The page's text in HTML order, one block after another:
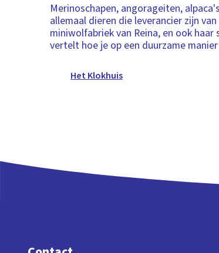
Merinoschapen, angorageiten,
allemaal dieren die leverancier zijn
miniwolfabriek van Reina, en ook haar
vertelt hoe je op een duurzame
Het Klokhuis